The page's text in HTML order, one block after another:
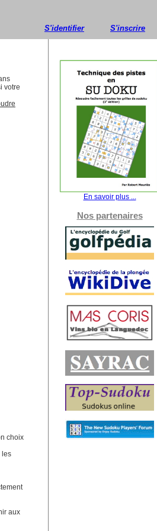
S'identifier S'inscrire
votre
choix
les
aux
En savoir plus ...
Nos partenaires